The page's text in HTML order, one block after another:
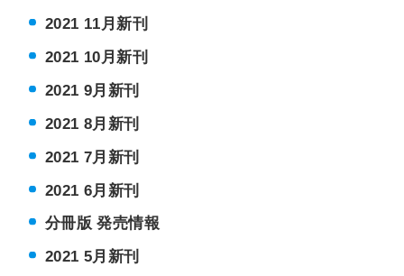
2021 11月新刊
2021 10月新刊
2021 9月新刊
2021 8月新刊
2021 7月新刊
2021 6月新刊
分冊版 発売情報
2021 5月新刊